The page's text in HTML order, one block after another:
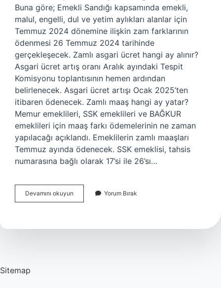
Buna göre; Emekli Sandığı kapsamında emekli,
malul, engelli, dul ve yetim aylıkları alanlar için
Temmuz 2024 dönemine ilişkin zam farklarının
ödenmesi 26 Temmuz 2024 tarihinde
gerçekleşecek. Zamlı asgari ücret hangi ay alınır?
Asgari ücret artış oranı Aralık ayındaki Tespit
Komisyonu toplantısının hemen ardından
belirlenecek. Asgari ücret artışı Ocak 2025’ten
itibaren ödenecek. Zamlı maaş hangi ay yatar?
Memur emeklileri, SSK emeklileri ve BAĞKUR
emeklileri için maaş farkı ödemelerinin ne zaman
yapılacağı açıklandı. Emeklilerin zamlı maaşları
Temmuz ayında ödenecek. SSK emeklisi, tahsis
numarasına bağlı olarak 17’si ile 26’sı…
Devamını okuyun Temmuz
Asgari
Maaş
Yorum Bırak
Sitemap